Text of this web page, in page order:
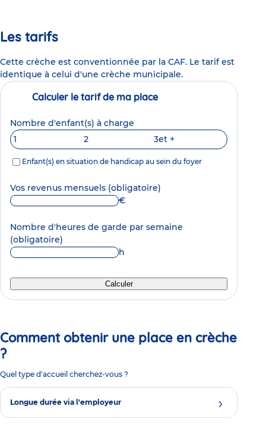
Les tarifs
Cette crèche est conventionnée par la CAF. Le tarif est
identique à celui d'une crèche municipale.
Calculer le tarif de ma place
Nombre d'enfant(s) à charge
1
2 3et +
Enfant(s) en situation de handicap au sein du foyer
Vos revenus mensuels (obligatoire)
€
Nombre d'heures de garde par semaine
(obligatoire)
h
Calculer
Comment obtenir une place en crèche
?
Quel type d'accueil cherchez-vous ?
Longue durée via l'employeur